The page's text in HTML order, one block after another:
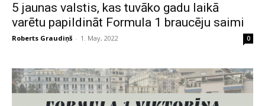
5 jaunas valstis, kas tuvāko gadu laikā
varētu papildināt Formula 1 braucēju saimi
Roberts Graudiņš - 1. May, 2022 0